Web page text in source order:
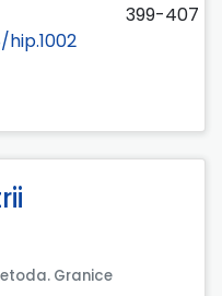
399-407
Granice